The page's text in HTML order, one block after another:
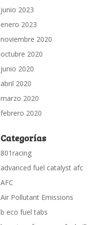
junio 2023
enero 2023
noviembre 2020
octubre 2020
junio 2020
abril 2020
marzo 2020
febrero 2020
Categorías
801racing
advanced fuel catalyst afc
AFC
Air Pollutant Emissions
b eco fuel tabs